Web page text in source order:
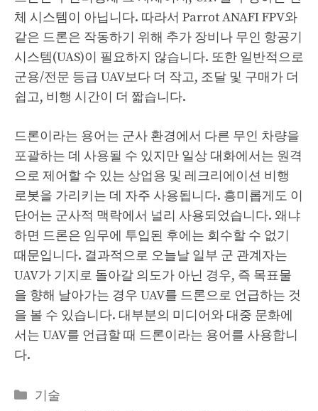
체 시스템이 아닙니다. 따라서 Parrot ANAFI FPV와
같은 드론은 작동하기 위해 추가 장비나 무인 항공기
시스템(UAS)이 필요하지 않습니다. 또한 일반적으로
군용/전문 등급 UAV보다 더 작고, 조달 및 구매가 더
쉽고, 비행 시간이 더 짧습니다.
드론이라는 용어는 군사 환경에서 다른 무인 차량을
포괄하는 데 사용될 수 있지만 일상 대화에서는 원격
으로 제어할 수 있는 상업용 및 레크리에이션 비행
로봇을 가리키는 데 자주 사용됩니다. 흥미롭게도 이
단어는 군사적 맥락에서 널리 사용되었습니다. 왜냐
하면 드론은 임무에 투입된 후에는 회수할 수 없기
때문입니다. 결과적으로 오늘날 일부 군 관계자는
UAV가 기지로 돌아갈 의도가 아닌 경우, 즉 목표물
을 향해 날아가는 경우 UAV를 드론으로 언급하는 것
을 볼 수 있습니다. 대부분의 미디어와 대중 문화에
서는 UAV를 언급할 때 드론이라는 용어를 사용합니
다.
Categories
기술